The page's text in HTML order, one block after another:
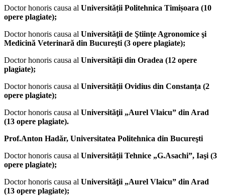
Doctor honoris causa al Universității Politehnica Timișoara (10
opere plagiate);
Doctor honoris causa al Universităţii de Ştiinţe Agronomice şi
Medicină Veterinară din Bucureşti (3 opere plagiate);
Doctor honoris causa al Universităţii din Oradea (12 opere
plagiate);
Doctor honoris causa al Universității Ovidius din Constanța (2
opere plagiate);
Doctor honoris causa al Universităţii „Aurel Vlaicu” din Arad
(13 opere plagiate).
Prof.Anton Hadăr, Universitatea Politehnica din Bucureşti
Doctor honoris causa al Universității Tehnice „G.Asachi”, Iaşi (3
opere plagiate);
Doctor honoris causa al Universităţii „Aurel Vlaicu” din Arad
(13 opere plagiate);